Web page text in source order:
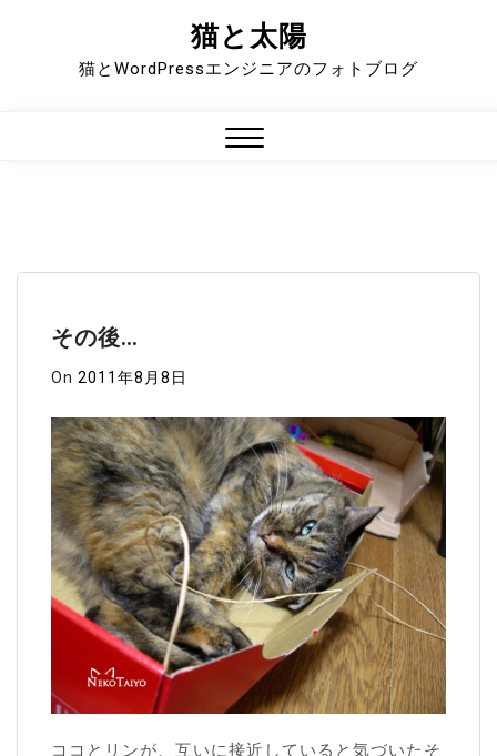
猫と太陽
猫とWordPressエンジニアのフォトブログ
その後…
On 2011年8月8日
ココとリンが、互いに接近していると気づいたそ